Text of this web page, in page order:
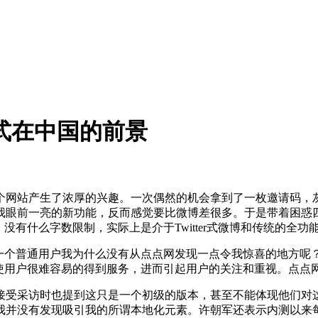
在中国的前景
站产生了浓厚的兴趣。一次偶然的机会拿到了一枚邀请码
前一亮的新功能，反而感觉要比微博差很多。于是带着困
有什么字数限制，实际上是介于Twitter式微博和传统的全功
普通用户我为什么没有从点点网发现一点令我惊喜的地方
户很难容易的得到服务，进而引起用户的关注和重视。点
采访时也提到这只是一个初级的版本，甚至不能体现他们
没有发现吸引我的所谓本地化元素。许朝军还表示内测以